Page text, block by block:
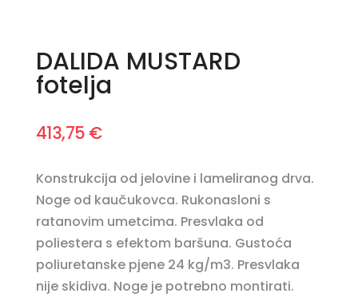
DALIDA MUSTARD
fotelja
413,75 €
Konstrukcija od jelovine i lameliranog drva.
Noge od kaučukovca. Rukonasloni s
ratanovim umetcima. Presvlaka od
poliestera s efektom baršuna. Gustoća
poliuretanske pjene 24 kg/m3. Presvlaka
nije skidiva. Noge je potrebno montirati.